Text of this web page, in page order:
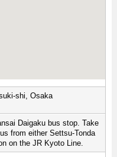
shi, Osaka
Daigaku bus stop. Take
from either Settsu-Tonda
on the JR Kyoto Line.